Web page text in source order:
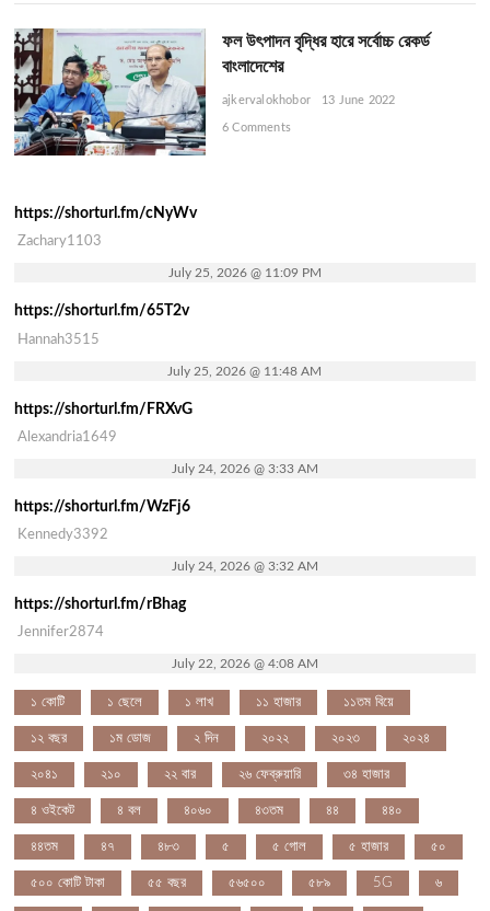
ফল উৎপাদন বৃদ্ধির হারে সর্বোচ্চ রেকর্ড
বাংলাদেশের
ajkervalokhobor 13 June 2022
6 Comments
https://shorturl.fm/cNyWv
Zachary1103
July 25, 2026 @ 11:09 PM
https://shorturl.fm/65T2v
Hannah3515
July 25, 2026 @ 11:48 AM
https://shorturl.fm/FRXvG
Alexandria1649
July 24, 2026 @ 3:33 AM
https://shorturl.fm/WzFj6
Kennedy3392
July 24, 2026 @ 3:32 AM
https://shorturl.fm/rBhag
Jennifer2874
July 22, 2026 @ 4:08 AM
১ কোটি ১ ছেলে ১ লাখ ১১ হাজার ১১তম বিয়ে
১২ বছর ১ম ডোজ ২ দিন ২০২২ ২০২৩ ২০২৪
২০৪১ ২১০ ২২ বার ২৬ ফেব্রুয়ারি ৩৪ হাজার
৪ ওইকেট ৪ বল ৪০৬০ ৪৩তম ৪৪ ৪৪০
৪৪তম ৪৭ ৪৮৩ ৫ ৫ গোল ৫ হাজার ৫০
৫০০ কোটি টাকা ৫৫ বছর ৫৬৫০০ ৫৮৯ 5G ৬